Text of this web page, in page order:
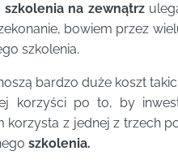
szkolenia na zewnątrz
bowiem przez
szkolenia.
bardzo duże koszt
korzyści po to, by
korzysta z jednej z trzech
szkolenia.